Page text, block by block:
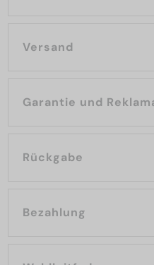
Versand
Garantie und
Rückgabe
Bezahlung